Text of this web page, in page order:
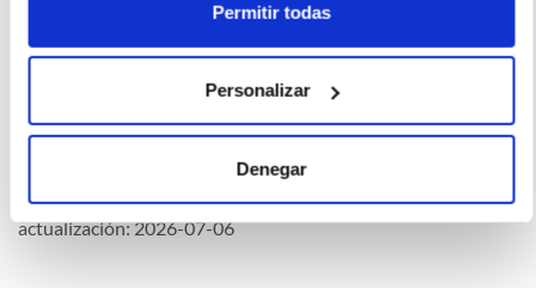
Permitir todas
Personalizar
Denegar
La imagen del coche puede no coincidir con el vehículo
ofertado. Los datos y la información publicada ha sido
obtenida de la empresa ofertante del renting y tiene solo
Número de oferta:AVA-KIA-17424 3s-4s Última
actualización: 2026-07-06